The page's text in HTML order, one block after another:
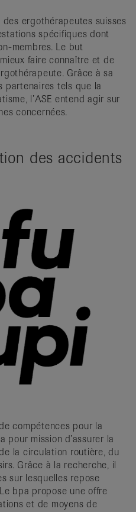
des ergothérapeutes suisses
spécifiques dont
membres. Le but
faire connaître et de
Grâce à sa
partenaires tels que la
l’ASE entend agir sur
concernées.
des accidents
compétences pour la
pour mission d’assurer la
la circulation routière, du
Grâce à la recherche, il
sur lesquelles repose
bpa propose une offre
et de moyens de